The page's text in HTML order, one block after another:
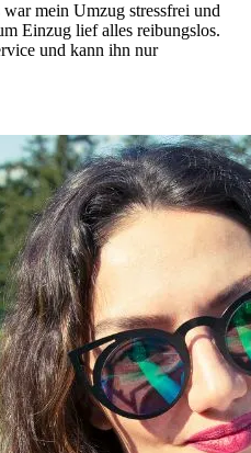
mein Umzug stressfrei und
Einzug lief alles reibungslos.
und kann ihn nur